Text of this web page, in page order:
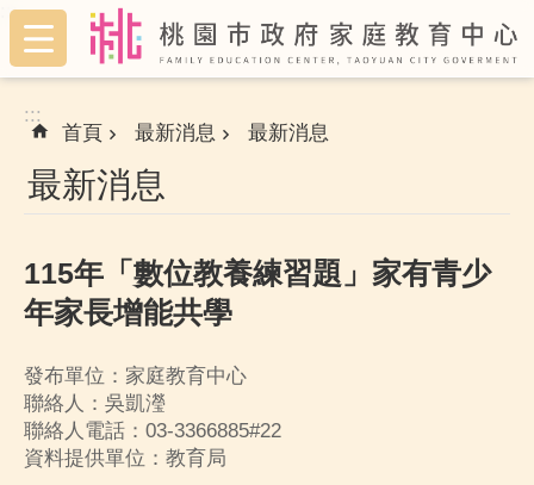
跳到主要內容區塊
:::
:::
首頁 最新消息 最新消息
最新消息
115年「數位教養練習題」家有青少
年家長增能共學
發布單位：家庭教育中心
聯絡人：吳凱瀅
聯絡人電話：03-3366885#22
資料提供單位：教育局